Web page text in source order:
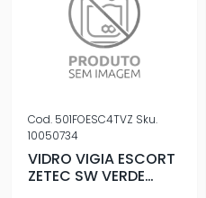
Cod. 501FOESC4TVZ Sku.
10050734
VIDRO VIGIA ESCORT
ZETEC SW VERDE